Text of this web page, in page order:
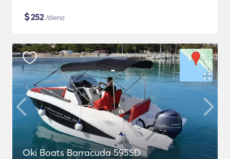
$252/diena
Oki Boats Barracuda 595SD